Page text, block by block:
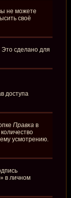
не можете
своё
Это сделано для
доступа
Правка в
усмотрению.
в личном